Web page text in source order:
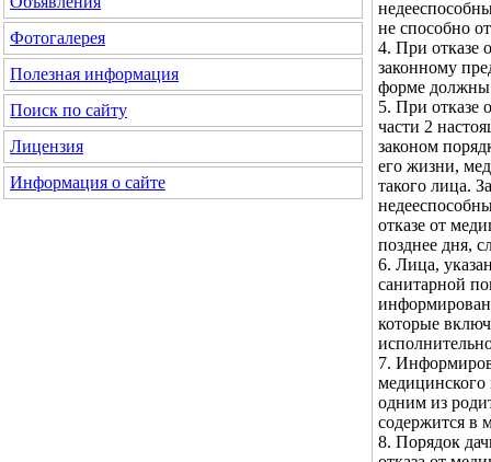
Фотогалерея
Полезная информация
Поиск по сайту
Лицензия
Информация о сайте
не способно
4. При отказе
законному
форме должны
5. При отказе
части 2
законом
его жизни,
такого лица.
отказе от
позднее дня,
6. Лица,
санитарной
которые
7.
медицинского
одним из
содержится в
8. Порядок